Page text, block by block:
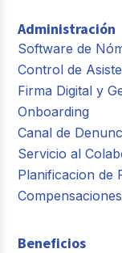
Administración
Software de
Control de
Firma Digital y
Onboarding
Canal de
Servicio al
Planificacion de
Compensaciones
Beneficios